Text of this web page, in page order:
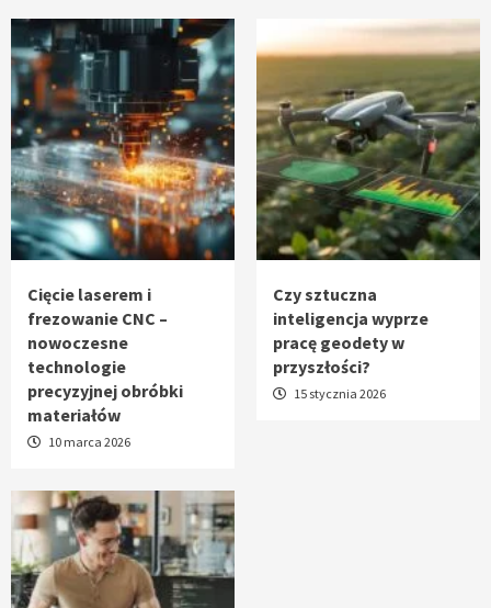
Cięcie laserem i
frezowanie CNC –
nowoczesne
technologie
precyzyjnej obróbki
materiałów
10 marca 2026
Czy sztuczna
inteligencja wyprze
pracę geodety w
przyszłości?
15 stycznia 2026